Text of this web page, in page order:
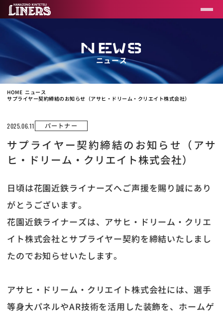
NEWS
ニュース
HOME ニュース
サプライヤー契約締結のお知らせ（アサヒ・ドリーム・クリエイト株式会社）
2025.06.11 パートナー
サプライヤー契約締結のお知らせ（アサ
ヒ・ドリーム・クリエイト株式会社）
日頃は花園近鉄ライナーズへご声援を賜り誠にあり
がとうございます。
花園近鉄ライナーズは、アサヒ・ドリーム・クリエ
イト株式会社とサプライヤー契約を締結いたしまし
たのでお知らせいたします。
アサヒ・ドリーム・クリエイト株式会社には、選手
等身大パネルやAR技術を活用した装飾を、ホームゲ